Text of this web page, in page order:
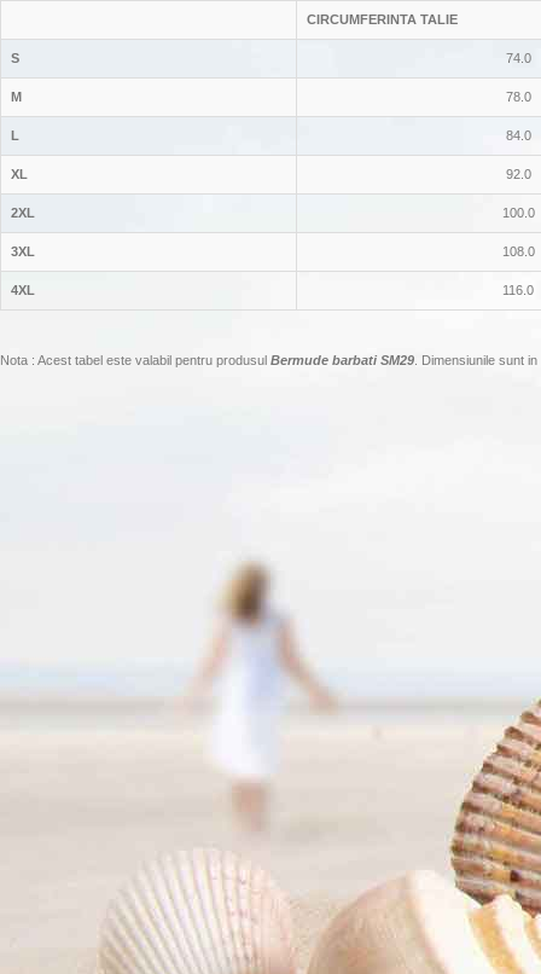
CIRCUMFERINTA TALIE
S 74.0
M 78.0
L 84.0
XL 92.0
2XL 100.0
3XL 108.0
4XL 116.0
Nota : Acest tabel este valabil pentru produsul Bermude barbati SM29 . Dimensiunile sunt